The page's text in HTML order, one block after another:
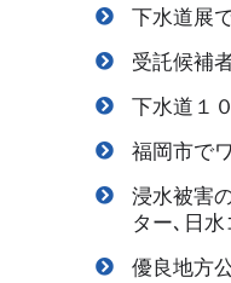
下水道展
受託候補
下水道１
福岡市で
浸水被害
ター､日水
優良地方